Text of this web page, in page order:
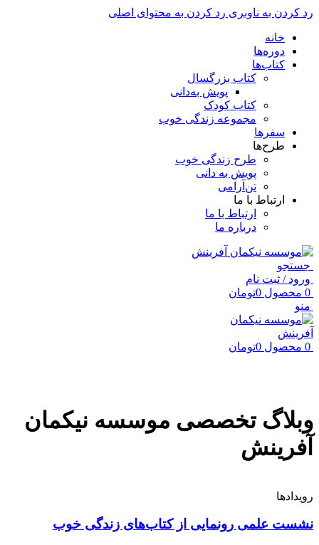
رد کردن به ناوبری رد کردن به محتوای اصلی
خانه
دوره‌ها
کتاب‌ها
کتاب بزرگسال
پویش به‌دانی
کتاب کودک
مجموعه زندگی خوب
سفرها
طرح‌ها
طرح زندگی خوب
پویش به دانی
تن‌آرامی
ارتباط با ما
ارتباط با ما
درباره ما
جستجو
ورود / ثبت نام
0 محصول 0تومان
منو
0 محصول 0تومان
وبلاگ تخصصی موسسه نیکمان
آفرینش
رویدادها
نشست علمی رونمایی از کتاب‌های زندگی خوب